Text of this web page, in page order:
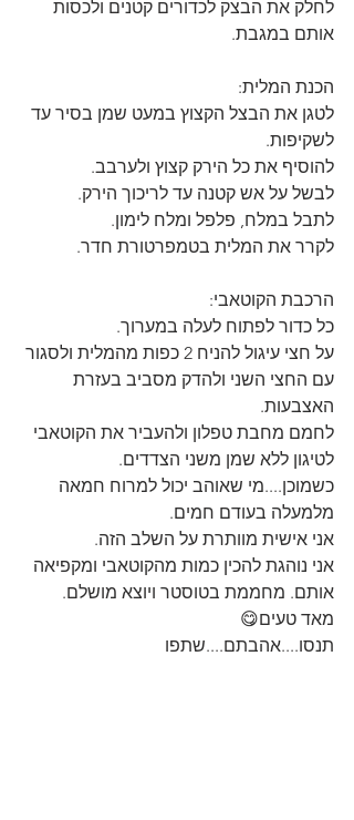
לחלק את הבצק לכדורים קטנים ולכסות
אותם במגבת.
הכנת המלית:
לטגן את הבצל הקצוץ במעט שמן בסיר עד
לשקיפות.
להוסיף את כל הירק קצוץ ולערבב.
לבשל על אש קטנה עד לריכוך הירק.
לתבל במלח, פלפל ומלח לימון.
לקרר את המלית בטמפרטורת חדר.
הרכבת הקוטאבי:
כל כדור לפתוח לעלה במערוך.
על חצי עיגול להניח 2 כפות מהמלית ולסגור
עם החצי השני ולהדק מסביב בעזרת
האצבעות.
לחמם מחבת טפלון ולהעביר את הקוטאבי
לטיגון ללא שמן משני הצדדים.
כשמוכן....מי שאוהב יכול למרוח חמאה
מלמעלה בעודם חמים.
אני אישית מוותרת על השלב הזה.
אני נוהגת להכין כמות מהקוטאבי ומקפיאה
אותם. מחממת בטוסטר ויוצא מושלם.
מאד טעים😋
תנסו....אהבתם....שתפו